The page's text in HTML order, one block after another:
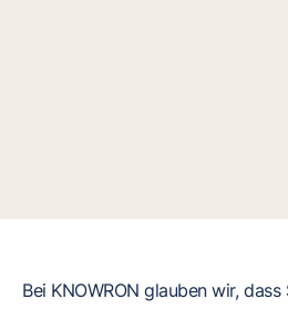
Bei KNOWRON glauben wir,